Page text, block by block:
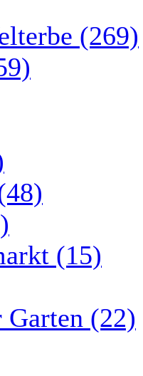
(269)
(15)
(22)